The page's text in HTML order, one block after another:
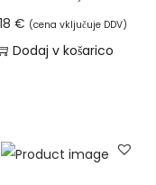
€ (cena vključuje DDV)
Dodaj v košarico